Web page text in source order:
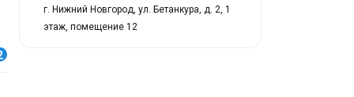
г. Нижний Новгород, ул. Бетанкура, д. 2, 1
этаж, помещение 12